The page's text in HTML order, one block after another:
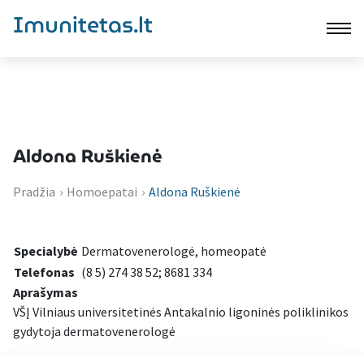
Imunitetas.lt
Aldona Ruškienė
Pradžia › Homoepatai › Aldona Ruškienė
Specialybė Dermatovenerologė, homeopatė
Telefonas (8 5) 274 38 52; 8681 334
Aprašymas
VŠĮ Vilniaus universitetinės Antakalnio ligoninės poliklinikos
gydytoja dermatovenerologė